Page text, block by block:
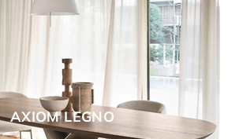
AXIOM LEGNO